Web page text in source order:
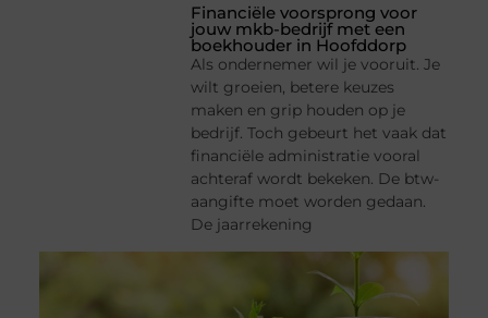
Financiële voorsprong voor
jouw mkb-bedrijf met een
boekhouder in Hoofddorp
Als ondernemer wil je vooruit. Je
wilt groeien, betere keuzes
maken en grip houden op je
bedrijf. Toch gebeurt het vaak dat
financiële administratie vooral
achteraf wordt bekeken. De btw-
aangifte moet worden gedaan.
De jaarrekening